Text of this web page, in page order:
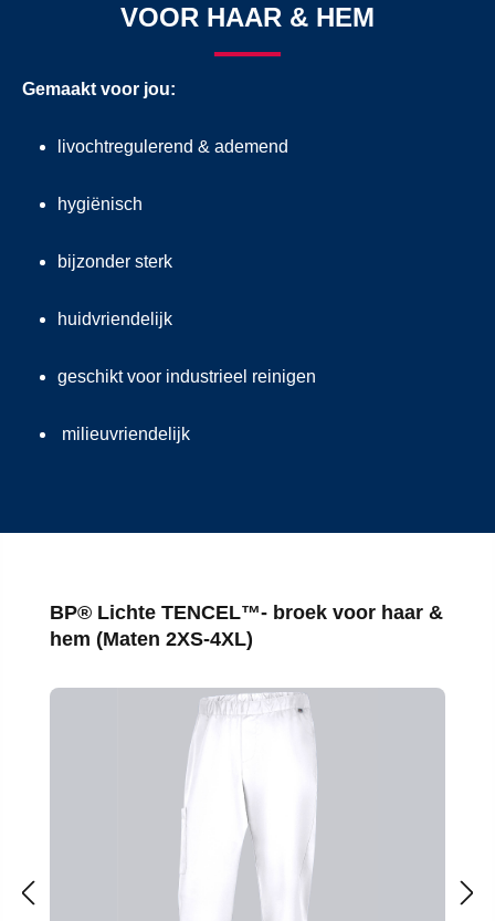
VOOR HAAR & HEM
Gemaakt voor jou:
livochtregulerend & ademend
hygiënisch
bijzonder sterk
huidvriendelijk
geschikt voor industrieel reinigen
milieuvriendelijk
Productgalerij overslaan
BP® Lichte TENCEL™- broek voor haar &
hem (Maten 2XS-4XL)